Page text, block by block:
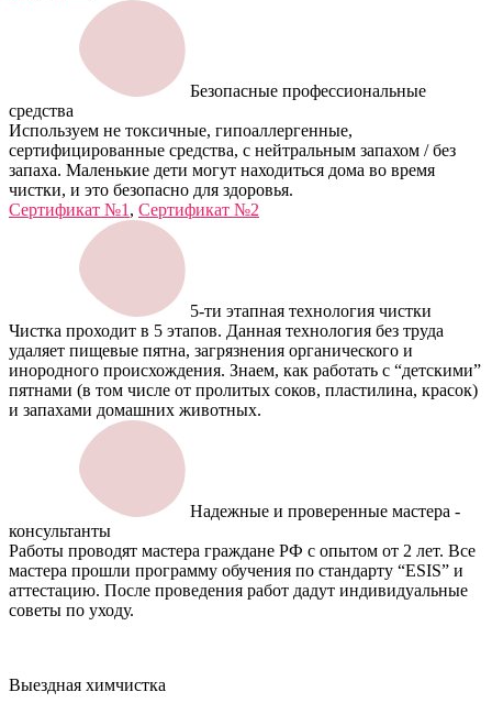
Безопасные профессиональные
средства
Используем не токсичные, гипоаллергенные,
сертифицированные средства, с нейтральным запахом / без
запаха. Маленькие дети могут находиться дома во время
чистки, и это безопасно для здоровья.
Сертификат №1 , Сертификат №2
5-ти этапная технология чистки
Чистка проходит в 5 этапов. Данная технология без труда
удаляет пищевые пятна, загрязнения органического и
инородного происхождения. Знаем, как работать с “детскими”
пятнами (в том числе от пролитых соков, пластилина, красок)
и запахами домашних животных.
Надежные и проверенные мастера -
консультанты
Работы проводят мастера граждане РФ с опытом от 2 лет. Все
мастера прошли программу обучения по стандарту “ESIS” и
аттестацию. После проведения работ дадут индивидуальные
советы по уходу.
Выездная химчистка